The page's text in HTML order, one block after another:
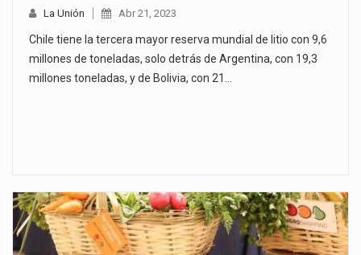
La Unión Abr 21, 2023
Chile tiene la tercera mayor reserva mundial de litio con 9,6
millones de toneladas, solo detrás de Argentina, con 19,3
millones toneladas, y de Bolivia, con 21…